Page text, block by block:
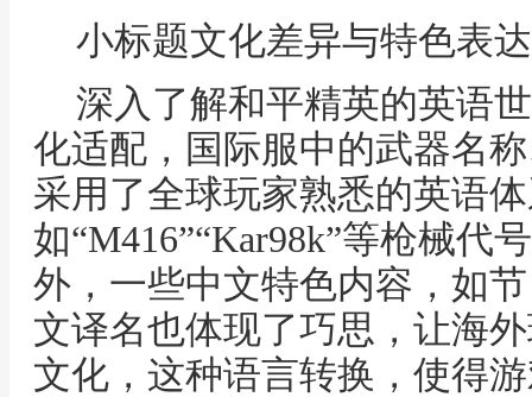
小标题文化差异与特色表达
深入了解和平精英的英语
化适配，国际服中的武器名
采用了全球玩家熟悉的英语
如“M416”“Kar98k”等枪械代
外，一些中文特色内容，如
文译名也体现了巧思，让海
文化，这种语言转换，使得